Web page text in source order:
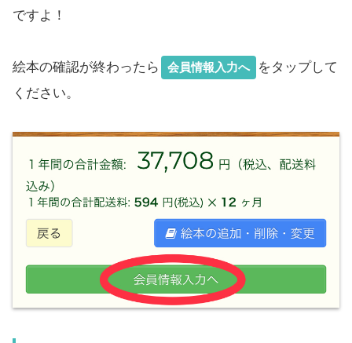
ですよ！
絵本の確認が終わったら 会員情報入力へ
をタップして
ください。